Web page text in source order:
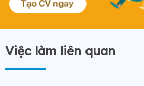
Việc làm liên quan